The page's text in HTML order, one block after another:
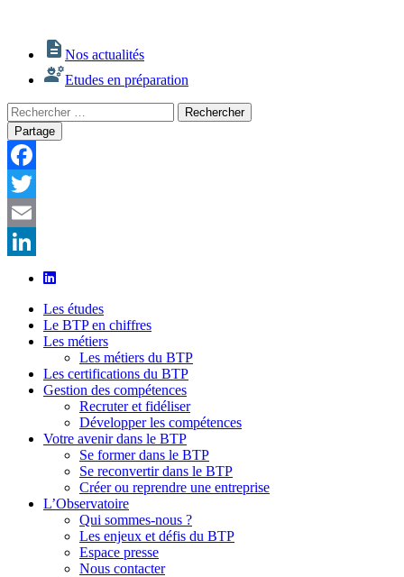
Nos actualités
Etudes en préparation
Rechercher
:
Rechercher
Partage
Facebook
Twitter
Email
LinkedIn
Les études
Le BTP en chiffres
Les métiers
Les métiers du BTP
Les certifications du BTP
Gestion des compétences
Recruter et fidéliser
Développer les compétences
Votre avenir dans le BTP
Se former dans le BTP
Se reconvertir dans le BTP
Créer ou reprendre une entreprise
L’Observatoire
Qui sommes-nous ?
Les enjeux et défis du BTP
Espace presse
Nous contacter